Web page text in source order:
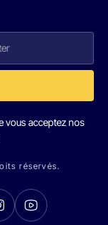
vous acceptez nos
réservés.